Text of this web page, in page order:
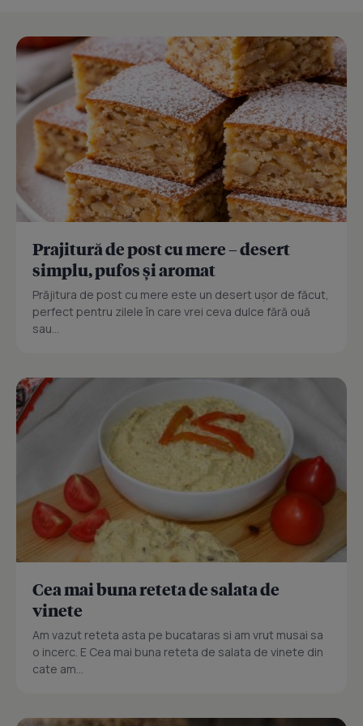
Prajitură de post cu mere – desert
simplu, pufos și aromat
Prăjitura de post cu mere este un desert ușor de făcut,
perfect pentru zilele în care vrei ceva dulce fără ouă
sau...
Cea mai buna reteta de salata de
vinete
Am vazut reteta asta pe bucataras si am vrut musai sa
o incerc. E Cea mai buna reteta de salata de vinete din
cate am...